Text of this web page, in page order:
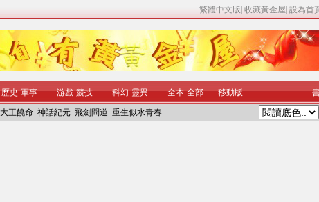
繁體中文版 收藏黃金屋 設為首
歷史·軍事 游戲·競技 科幻·靈異 全本·全部 移動版
大王饒命 神話紀元 飛劍問道 重生似水青春